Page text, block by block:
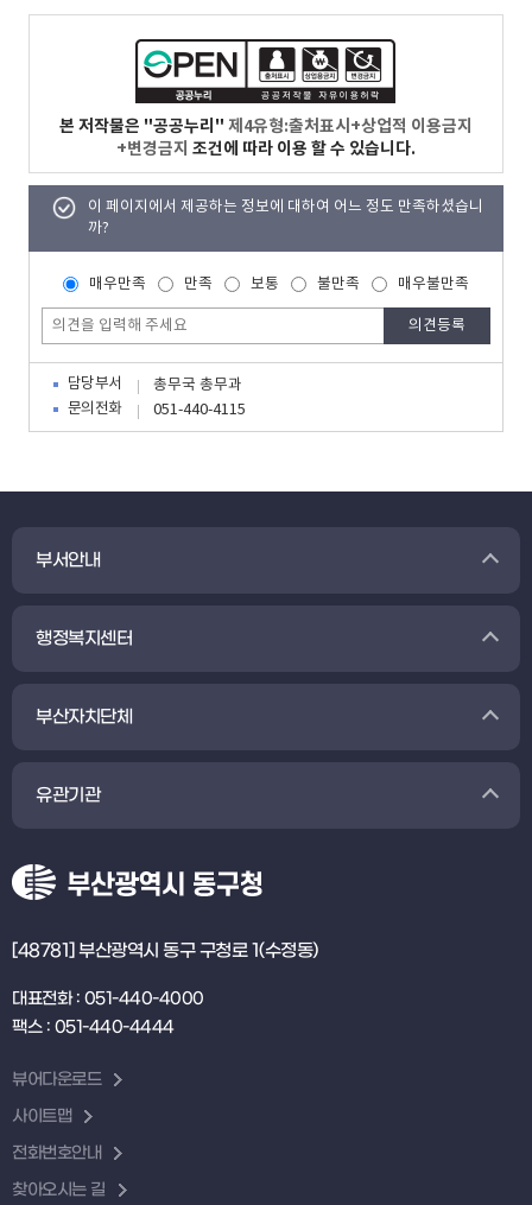
본 저작물은 "공공누리" 제4유형:출처표시+상업적 이용금지
+변경금지 조건에 따라 이용 할 수 있습니다.
이 페이지에서 제공하는 정보에 대하여 어느 정도 만족하셨습니
까?
매우만족 만족 보통 불만족 매우불만족
담당부서
총무국 총무과
문의전화
051-440-4115
부서안내
행정복지센터
부산자치단체
유관기관
[48781] 부산광역시 동구 구청로 1(수정동)
대표전화 : 051-440-4000
팩스 : 051-440-4444
뷰어다운로드
사이트맵
전화번호안내
찾아오시는 길